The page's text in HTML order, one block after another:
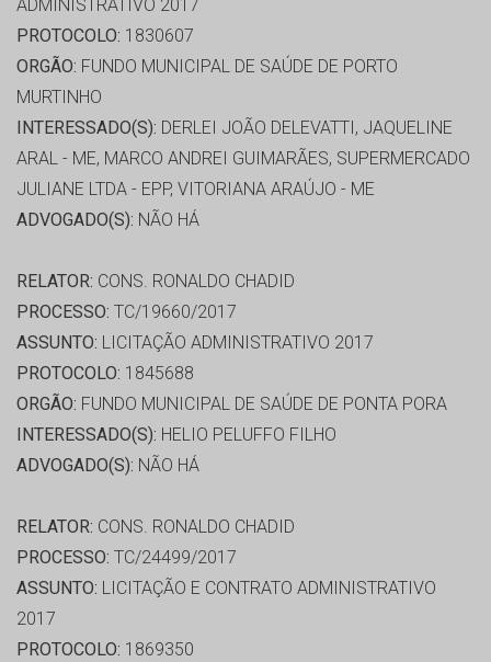
ADMINISTRATIVO 2017
PROTOCOLO: 1830607
ORGÃO: FUNDO MUNICIPAL DE SAÚDE DE PORTO
MURTINHO
INTERESSADO(S): DERLEI JOÃO DELEVATTI, JAQUELINE
ARAL - ME, MARCO ANDREI GUIMARÃES, SUPERMERCADO
JULIANE LTDA - EPP, VITORIANA ARAÚJO - ME
ADVOGADO(S): NÃO HÁ
RELATOR: CONS. RONALDO CHADID
PROCESSO: TC/19660/2017
ASSUNTO: LICITAÇÃO ADMINISTRATIVO 2017
PROTOCOLO: 1845688
ORGÃO: FUNDO MUNICIPAL DE SAÚDE DE PONTA PORA
INTERESSADO(S): HELIO PELUFFO FILHO
ADVOGADO(S): NÃO HÁ
RELATOR: CONS. RONALDO CHADID
PROCESSO: TC/24499/2017
ASSUNTO: LICITAÇÃO E CONTRATO ADMINISTRATIVO
2017
PROTOCOLO: 1869350